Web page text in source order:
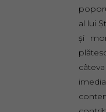
al lui
şi